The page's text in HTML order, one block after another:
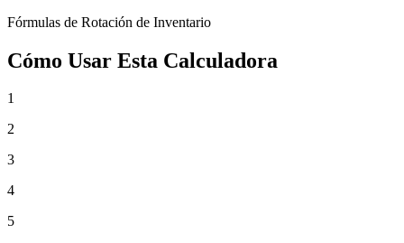
Fórmulas de Rotación de Inventario
Cómo Usar Esta Calculadora
1
2
3
4
5